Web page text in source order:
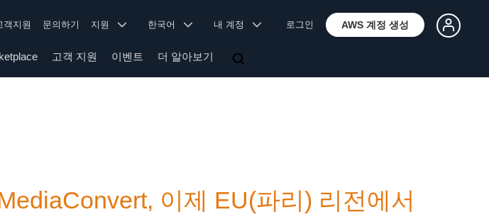
객지원 문의하기 지원 한국어 내 계정 로그인 AWS 계정 생성
고객 지원 이벤트 더 알아보기
이제 EU(파리) 리전에서